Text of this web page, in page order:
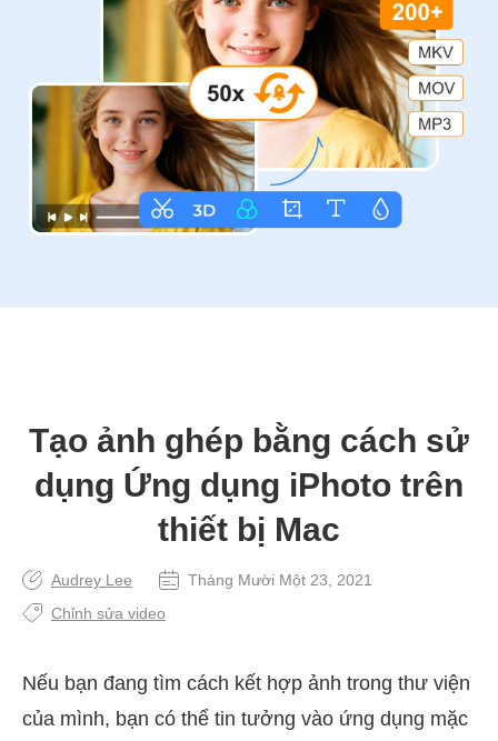
Tạo ảnh ghép bằng cách sử
dụng Ứng dụng iPhoto trên
thiết bị Mac
Audrey Lee
Tháng Mười Một 23, 2021
Chỉnh sửa video
Nếu bạn đang tìm cách kết hợp ảnh trong thư viện
của mình, bạn có thể tin tưởng vào ứng dụng mặc